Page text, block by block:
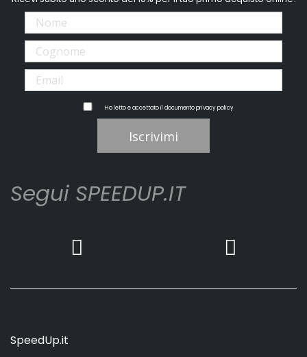
Ho letto e accettato il documentoprivacy policy
Iscrivimi
Segui SPEEDUP.IT
SpeedUp.it